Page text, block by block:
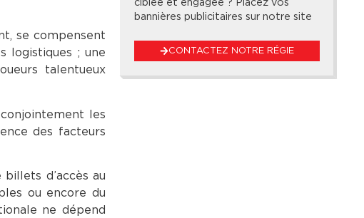
se compensent
logistiques ; une
talentueux
les
des facteurs
d’accès au
ou encore du
ne dépend
bannières publicitaires sur notre site
CONTACTEZ NOTRE RÉGIE